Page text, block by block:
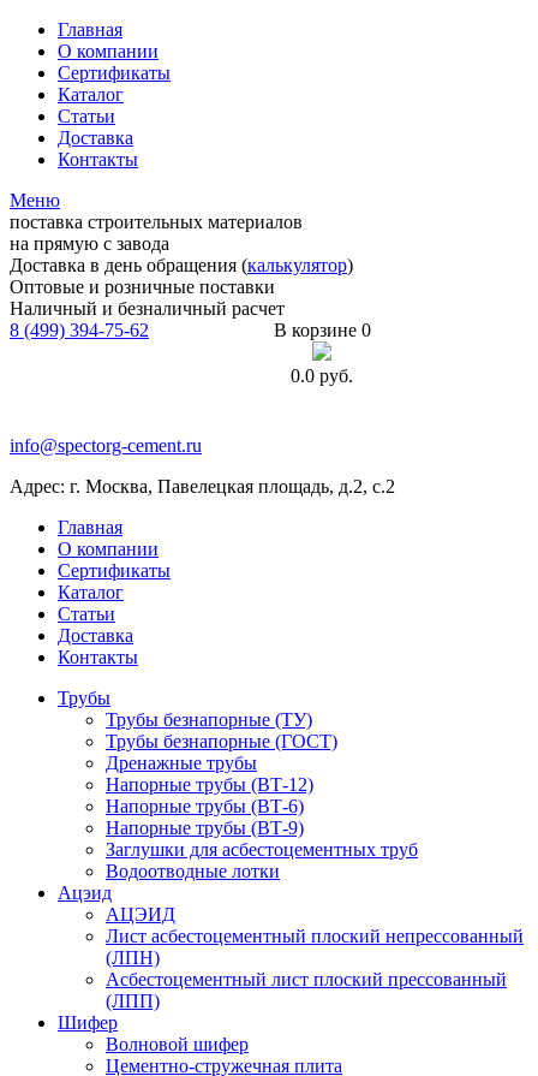
Главная
О компании
Сертификаты
Каталог
Статьи
Доставка
Контакты
Меню
поставка строительных материалов
на прямую с завода
Доставка в день обращения (калькулятор)
Оптовые и розничные поставки
Наличный и безналичный расчет
8 (499) 394-75-62
В корзине 0
0.0 руб.
info@spectorg-cement.ru
Адрес: г. Москва, Павелецкая площадь, д.2, с.2
Главная
О компании
Сертификаты
Каталог
Статьи
Доставка
Контакты
Трубы
Трубы безнапорные (ТУ)
Трубы безнапорные (ГОСТ)
Дренажные трубы
Напорные трубы (ВТ-12)
Напорные трубы (ВТ-6)
Напорные трубы (ВТ-9)
Заглушки для асбестоцементных труб
Водоотводные лотки
Ацэид
АЦЭИД
Лист асбестоцементный плоский непрессованный
(ЛПН)
Асбестоцементный лист плоский прессованный
(ЛПП)
Шифер
Волновой шифер
Цементно-стружечная плита